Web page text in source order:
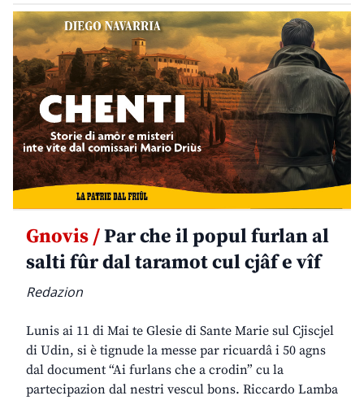
Gnovis /Par che il popul furlan al
salti fûr dal taramot cul cjâf e vîf
Redazion
Lunis ai 11 di Mai te Glesie di Sante Marie sul Cjiscjel
di Udin, si è tignude la messe par ricuardâ i 50 agns
dal document “Ai furlans che a crodin” cu la
partecipazion dal nestri vescul bons. Riccardo Lamba